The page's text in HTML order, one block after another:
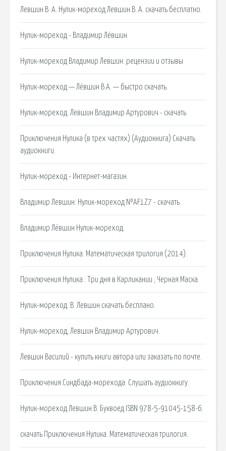
Левшин В. А. Нулик-мореход Левшин В. А. скачать бесплатно.
Нулик-мореход - Владимир Лёвшин.
Нулик-мореход Владимир Левшин: рецензии и отзывы
Нулик-мореход — Лёвшин В.А. — быстро скачать.
Нулик-мореход. Левшин Владимир Артурович - скачать
Приключения Нулика (в трех частях) (Аудиокнига) Скачать
аудиокниги.
Нулик-мореход - Интернет-магазин.
Владимир Левшин: Нулик-мореход №AF1Z7 - скачать
Владимир Лёвшин Нулик-мореход.
Приключения Нулика. Математическая трилогия (2014).
Приключения Нулика : Три дня в Карликании ; Черная Маска.
Нулик-мореход. В. Левшин скачать бесплано.
Нулик-мореход, Левшин Владимир Артурович.
Левшин Василий - купить книги автора или заказать по почте.
Приключения Синдбада-морехода. Слушать аудиокнигу.
Нулик-мореход Левшин В. Буквоед ISBN 978-5-91045-158-6.
скачать Приключения Нулика. Математическая трилогия.